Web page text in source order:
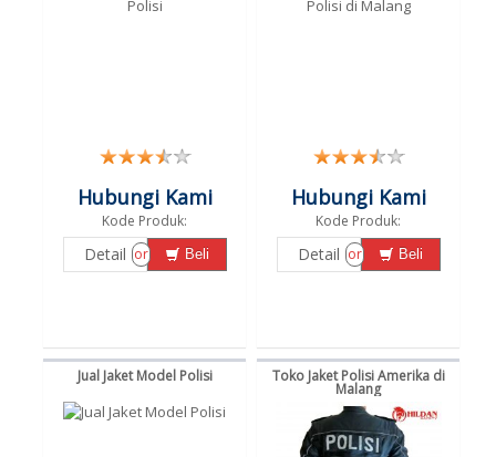
Hubungi Kami
Kode Produk:
Detail or Beli
Hubungi Kami
Kode Produk:
Detail or Beli
Jual Jaket Model Polisi Toko Jaket Polisi Amerika di
Malang